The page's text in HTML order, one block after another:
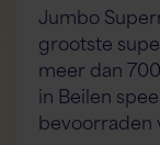
Jumbo
grootste
meer dan
in Beilen
bevoorraden